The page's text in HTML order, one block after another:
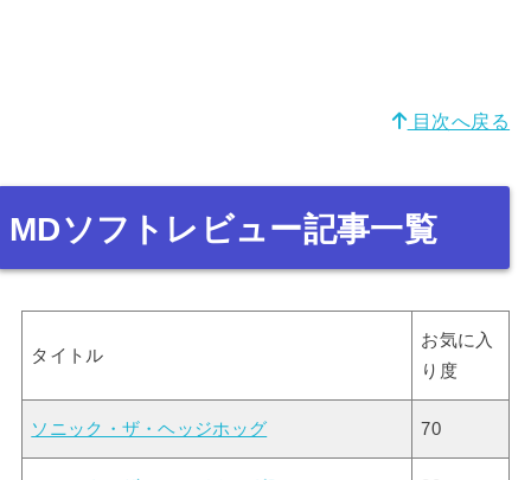
目次へ戻る
MDソフトレビュー記事一覧
タイトル
お気に入
り度
ソニック・ザ・ヘッジホッグ 70